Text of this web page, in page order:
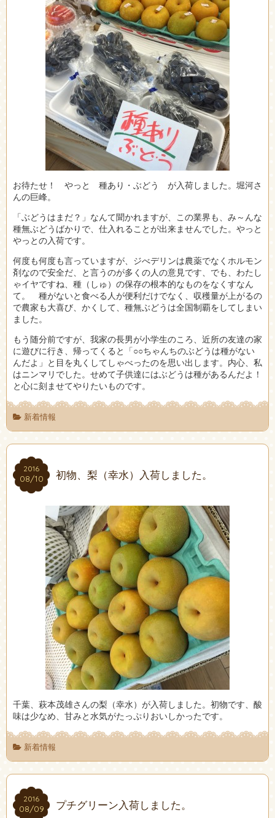
お待たせ！ やっと 種あり・ぶどう が入荷しました。堀河さ
んの巨峰。
「ぶどうはまだ？」なんて聞かれますが、この業界も、み～んな
種無ぶどうばかりで、仕入れることが出来ませんでした。やっと
やっとの入荷です。
何度も何度も言っていますが、ジべデリンは農薬でなくホルモン
剤なので安全だ、と言うのが多くの人の意見です、でも、わたし
ゃイヤですね、種（しゅ）の保存の根本的なものをなくすなん
て。 種がないと食べる人が便利だけでなく、収穫量が上がるの
で農家も大喜び、かくして、種無ぶどうは全国制覇をしてしまい
ました。
もう随分前ですが、我家の長男が小学生のころ、近所の友達の家
に遊びに行き、帰ってくると「○○ちゃんちのぶどうは種がない
んだよ」と目を丸くしてしゃべったのを思い出します。内心、私
はニンマリでした。せめて子供達にはぶどうは種があるんだよ！
と心に刻ませてやりたいものです。
新着情報
2016
08/10
2016
08/10 初物、梨（幸水）入荷しました。
千葉、萩本茂雄さんの梨（幸水）が入荷しました。初物です、酸
味は少なめ、甘みと水気がたっぷりおいしかったです。
新着情報
2016
08/09
2016
08/09 プチグリーン入荷しました。